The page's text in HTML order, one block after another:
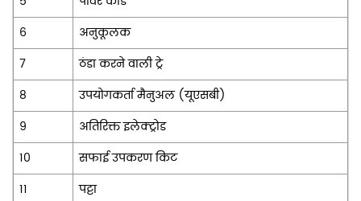
6
अनुकूलक
7
ठंडा करने वाली ट्रे
8
उपयोगकर्ता मैनुअल (यूएसबी)
9
अतिरिक्त इलेक्ट्रोड
10
सफाई उपकरण किट
11
पट्टा